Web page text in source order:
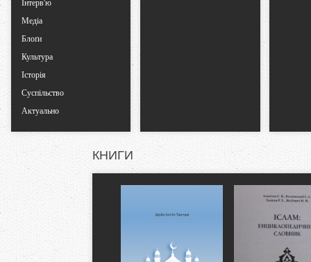
Інтерв'ю
Медіа
Блоґи
Культура
Історія
Суспільство
Актуально
КНИГИ